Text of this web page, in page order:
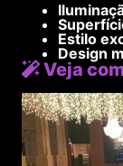
Estilo
Design
Veja